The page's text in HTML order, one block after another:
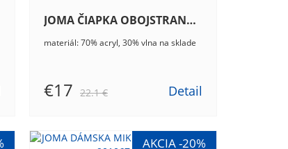
JOMA ČIAPKA OBOJSTRANNÁ 400038.300
materiál: 70% acryl, 30% vlna na sklade
€17 22.1 € Detail